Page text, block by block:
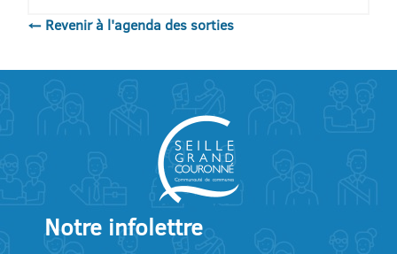
← Revenir à l'agenda des sorties
Notre infolettre